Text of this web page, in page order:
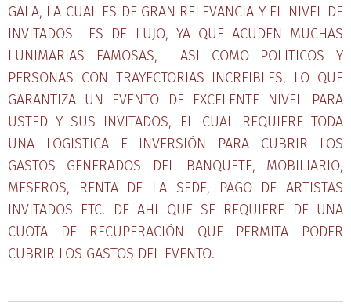
GALA, LA CUAL ES DE GRAN RELEVANCIA Y EL NIVEL DE
INVITADOS ES DE LUJO, YA QUE ACUDEN MUCHAS
LUNIMARIAS FAMOSAS, ASI COMO POLITICOS Y
PERSONAS CON TRAYECTORIAS INCREIBLES, LO QUE
GARANTIZA UN EVENTO DE EXCELENTE NIVEL PARA
USTED Y SUS INVITADOS, EL CUAL REQUIERE TODA
UNA LOGISTICA E INVERSIÓN PARA CUBRIR LOS
GASTOS GENERADOS DEL BANQUETE, MOBILIARIO,
MESEROS, RENTA DE LA SEDE, PAGO DE ARTISTAS
INVITADOS ETC. DE AHI QUE SE REQUIERE DE UNA
CUOTA DE RECUPERACIÓN QUE PERMITA PODER
CUBRIR LOS GASTOS DEL EVENTO.